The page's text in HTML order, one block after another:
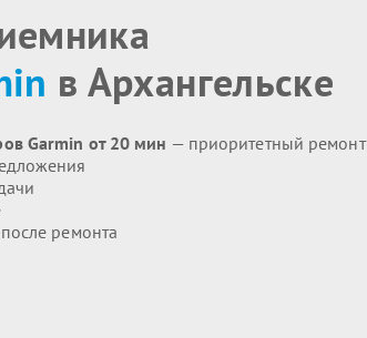
в Архангельске
Garmin от 20 мин — приоритетный ремонт
ремонта